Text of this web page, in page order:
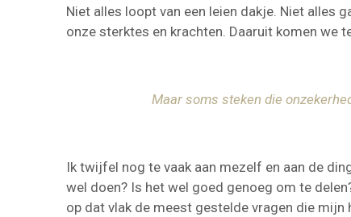
Niet alles loopt van een leien dakje. Niet alles
onze sterktes en krachten. Daaruit komen we
Maar soms steken die
Ik twijfel nog te vaak aan mezelf en aan de
wel doen? Is het wel goed genoeg om te
op dat vlak de meest gestelde vragen die